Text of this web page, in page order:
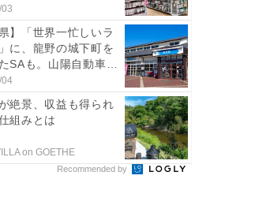
】「世界一忙しいラ
に、龍野の城下町を
SAも。山陽自動車
絶景、収益も得られ
組みとは
on GOETHE
Recommended by